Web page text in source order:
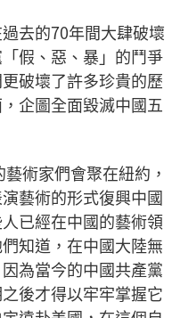
去的70年間大肆破壞
假、惡、暴」的鬥爭
破壞了許多珍貴的歷
企圖全面毀滅中國五
術家們會聚在紐約，
藝術的形式復興中國
已經在中國的藝術領
知道，在中國大陸無
為當今的中國共產黨
後才得以牢牢掌握它